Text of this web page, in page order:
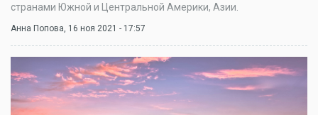
странами Южной и Центральной Америки, Азии.
Анна Попова , 16 ноя 2021 - 17:57